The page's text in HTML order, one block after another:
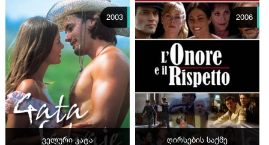
2003
ველური კატა
2006
ღირსების საქმე